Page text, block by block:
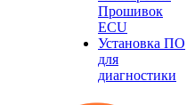
Прошивок
ECU
Установка ПО
для
диагностики